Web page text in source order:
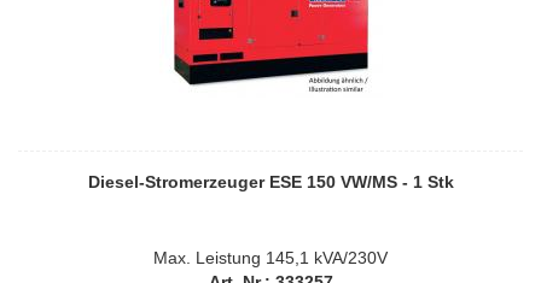
Diesel-Stromerzeuger ESE 150 VW/MS - 1 Stk
Max. Leistung 145,1 kVA/230V